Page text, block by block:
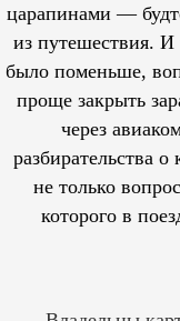
царапинами —
из путешествия. И
было поменьше,
проще закрыть
через
разбирательства
не только
которого в